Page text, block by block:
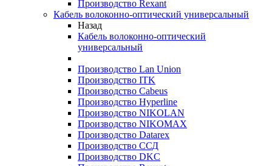
Производство Rexant
Кабель волоконно-оптический универсальный
Назад
Кабель волоконно-оптический
универсальный
Производство Lan Union
Производство ITK
Производство Cabeus
Производство Hyperline
Производство NIKOLAN
Производство NIKOMAX
Производство Datarex
Производство ССД
Производство DKC